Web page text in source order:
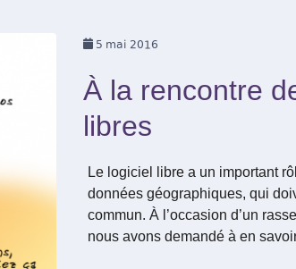
5 mai 2016
À la rencontre
libres
Le logiciel libre a un important
données géographiques, qui
commun. À l’occasion d’un
nous avons demandé à en